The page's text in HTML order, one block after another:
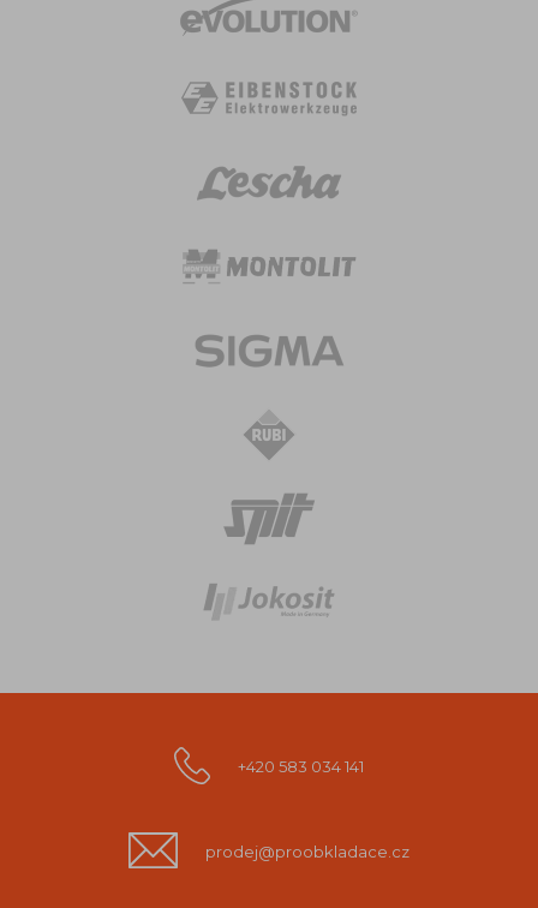
+420 583 034 141
prodej@proobkladace.cz